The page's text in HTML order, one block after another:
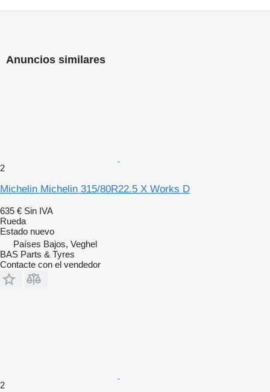
Anuncios similares
2
Michelin Michelin 315/80R22.5 X Works D
635 € Sin IVA
Rueda
Estado nuevo
Países Bajos, Veghel
BAS Parts & Tyres
Contacte con el vendedor
2